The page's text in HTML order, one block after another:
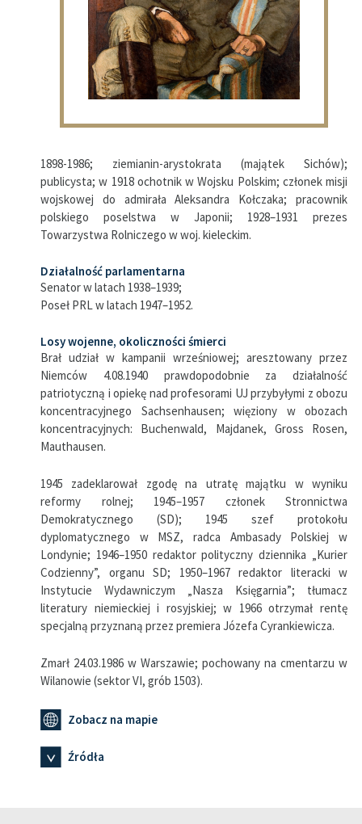
1898-1986; ziemianin-arystokrata (majątek Sichów);
publicysta; w 1918 ochotnik w Wojsku Polskim; członek misji
wojskowej do admirała Aleksandra Kołczaka; pracownik
polskiego poselstwa w Japonii; 1928–1931 prezes
Towarzystwa Rolniczego w woj. kieleckim.
Działalność parlamentarna
Senator w latach 1938–1939;
Poseł PRL w latach 1947–1952.
Losy wojenne, okoliczności śmierci
Brał udział w kampanii wrześniowej; aresztowany przez
Niemców 4.08.1940 prawdopodobnie za działalność
patriotyczną i opiekę nad profesorami UJ przybyłymi z obozu
koncentracyjnego Sachsenhausen; więziony w obozach
koncentracyjnych: Buchenwald, Majdanek, Gross Rosen,
Mauthausen.
1945 zadeklarował zgodę na utratę majątku w wyniku
reformy rolnej; 1945–1957 członek Stronnictwa
Demokratycznego (SD); 1945 szef protokołu
dyplomatycznego w MSZ, radca Ambasady Polskiej w
Londynie; 1946–1950 redaktor polityczny dziennika „Kurier
Codzienny”, organu SD; 1950–1967 redaktor literacki w
Instytucie Wydawniczym „Nasza Księgarnia”; tłumacz
literatury niemieckiej i rosyjskiej; w 1966 otrzymał rentę
specjalną przyznaną przez premiera Józefa Cyrankiewicza.
Zmarł 24.03.1986 w Warszawie; pochowany na cmentarzu w
Wilanowie (sektor VI, grób 1503).
Zobacz na mapie
Źródła